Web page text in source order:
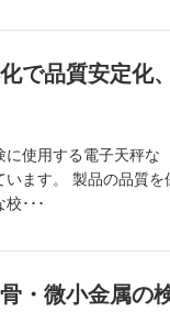
で品質安定化、
使用する電子天秤な
います。 製品の品質を
･･･
・微小金属の